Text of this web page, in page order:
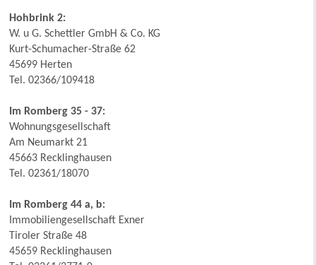
Hohbrink 2:
W. u G. Schettler GmbH & Co. KG
Kurt-Schumacher-Straße 62
45699 Herten
Tel. 02366/109418
Im Romberg 35 - 37:
Wohnungsgesellschaft
Am Neumarkt 21
45663 Recklinghausen
Tel. 02361/18070
Im Romberg 44 a, b:
Immobiliengesellschaft Exner
Tiroler Straße 48
45659 Recklinghausen